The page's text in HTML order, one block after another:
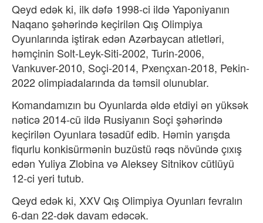
Qeyd edək ki, ilk dəfə 1998-ci ildə Yaponiyanın
Naqano şəhərində keçirilən Qış Olimpiya
Oyunlarında iştirak edən Azərbaycan atletləri,
həmçinin Solt-Leyk-Siti-2002, Turin-2006,
Vankuver-2010, Soçi-2014, Pxençxan-2018, Pekin-
2022 olimpiadalarında da təmsil olunublar.
Komandamızın bu Oyunlarda əldə etdiyi ən yüksək
nəticə 2014-cü ildə Rusiyanın Soçi şəhərində
keçirilən Oyunlara təsadüf edib. Həmin yarışda
fiqurlu konkisürmənin buzüstü rəqs növündə çıxış
edən Yuliya Zlobina və Aleksey Sitnikov cütlüyü
12-ci yeri tutub.
Qeyd edək ki, XXV Qış Olimpiya Oyunları fevralın
6-dan 22-dək davam edəcək.